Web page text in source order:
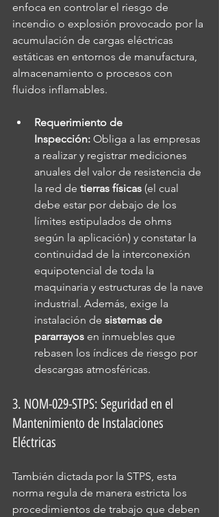
enfoca en controlar el riesgo de
incendio o explosión provocado por la
acumulación de cargas eléctricas
estáticas en entornos de manufactura,
almacenamiento o procesos con
fluidos inflamables.
Requerimiento de
Inspección: Obliga a las empresas
a realizar y registrar mediciones
anuales del valor de resistencia de
la red de tierras físicas (el cual
debe estar por debajo de los
límites estipulados de ohms
según la aplicación) y constatar la
continuidad de la interconexión
equipotencial de toda la
maquinaria y estructuras de la nave
industrial. Además, exige la
instalación de sistemas de
pararrayos en inmuebles que
rebasen los índices de riesgo por
descargas atmosféricas.
3. NOM-029-STPS: Seguridad en el
Mantenimiento de Instalaciones
Eléctricas
También dictada por la STPS, esta
norma regula de manera estricta los
procedimientos de trabajo que deben